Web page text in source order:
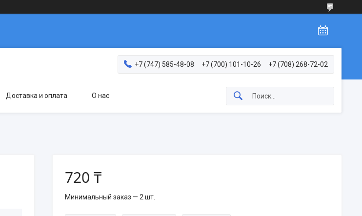
+7 (747) 585-48-08 +7 (700) 101-10-26 +7 (708) 268-72-02
Доставка и оплата О нас
720 ₸
Минимальный заказ — 2 шт.